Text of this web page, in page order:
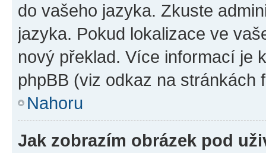
do vašeho jazyka. Zkuste
jazyka. Pokud lokalizace ve
nový překlad. Více informací je
phpBB (viz odkaz na stránkách
Nahoru
Jak zobrazím obrázek pod